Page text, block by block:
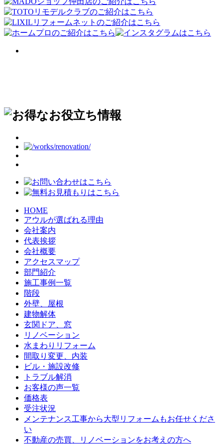
HOME
アウルが選ばれる理由
会社案内
代表挨拶
会社概要
アクセスマップ
部門紹介
施工事例一覧
階段
外壁、屋根
建物解体
玄関ドア、窓
リノベーション
水まわりリフォーム
間取り変更、内装
ビル・施設改修
トラブル解消
お客様の声一覧
価格表
受注状況
メンテナンス工事から大型リフォームもお任せくださ
い
不動産の売買、リノベーションをお考えの方へ